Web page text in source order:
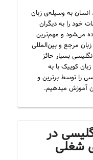
انسان به وسیله‌ی زبان
خود را به دیگران
می‌شود و مهم‌ترین
مرجع و بین‌المللی
بسیار حائز
کوییک با به
را توسط برترین و
آموزش میدهیم.
در
شغلی